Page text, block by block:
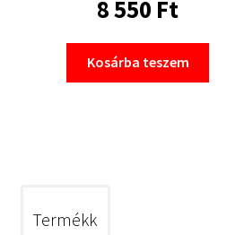
8 550 Ft
Kosárba teszem
Termékk